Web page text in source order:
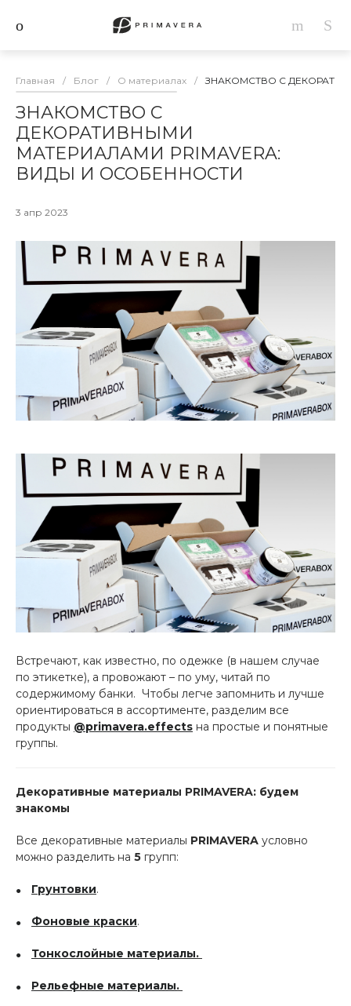
Главная / Блог / О материалах / ЗНАКОМСТВО С
ЗНАКОМСТВО С
ДЕКОРАТИВНЫМИ
МАТЕРИАЛАМИ PRIMAVERA:
ВИДЫ И ОСОБЕННОСТИ
3 апр 2023
Встречают, как известно, по одежке (в нашем случае
по этикетке), а провожают – по уму, читай по
содержимому банки. Чтобы легче запомнить и лучше
ориентироваться в ассортименте, разделим все
продукты @primavera.effects на простые и понятные
группы.
Декоративные материалы PRIMAVERA: будем
знакомы
Все декоративные материалы PRIMAVERA условно
можно разделить на 5 групп:
Грунтовки.
Фоновые краски.
Тонкослойные материалы.
Рельефные материалы.